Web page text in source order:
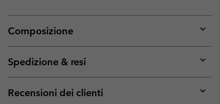
Composizione
or
Spedizione & resi
or
Recensioni dei clienti